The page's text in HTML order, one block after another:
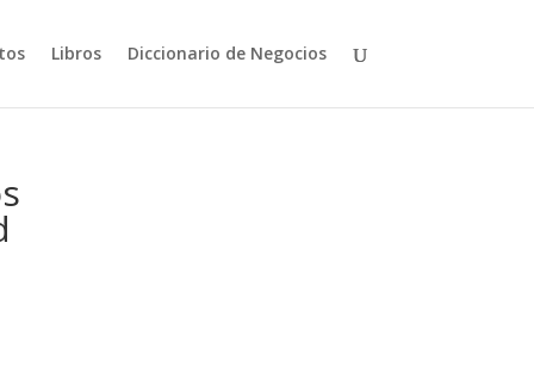
Libros Diccionario de Negocios